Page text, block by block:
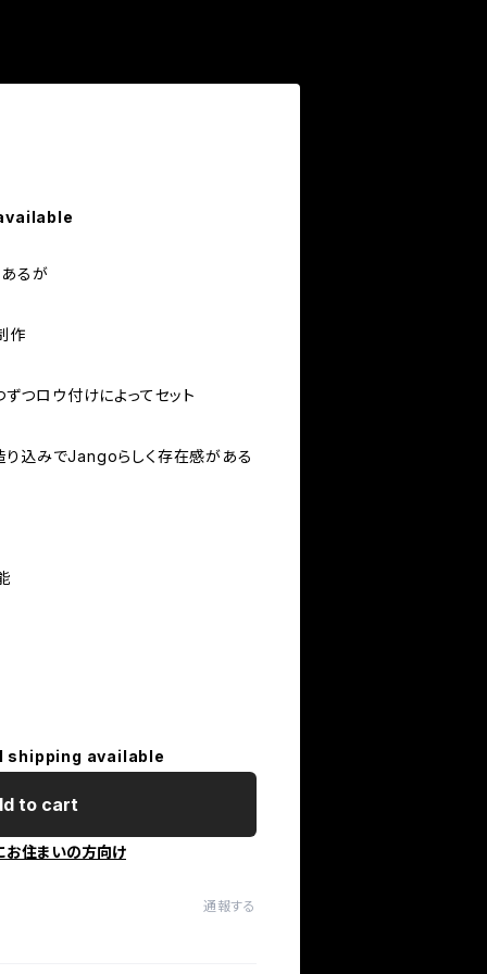
るが
作
つロウ付けによってセット
り込みでJangoらしく存在感がある
shipping available
to cart
お住まいの方向け
通報する